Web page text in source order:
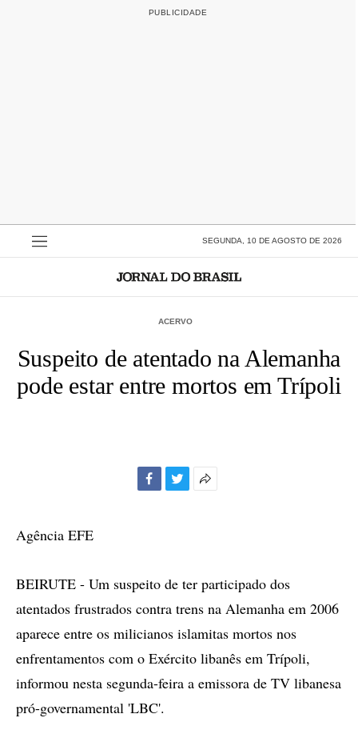
SEGUNDA, 10 DE AGOSTO DE 2026
ACERVO
Suspeito de atentado na Alemanha
pode estar entre mortos em Trípoli
Agência EFE
BEIRUTE - Um suspeito de ter participado dos
atentados frustrados contra trens na Alemanha em 2006
aparece entre os milicianos islamitas mortos nos
enfrentamentos com o Exército libanês em Trípoli,
informou nesta segunda-feira a emissora de TV libanesa
pró-governamental 'LBC'.